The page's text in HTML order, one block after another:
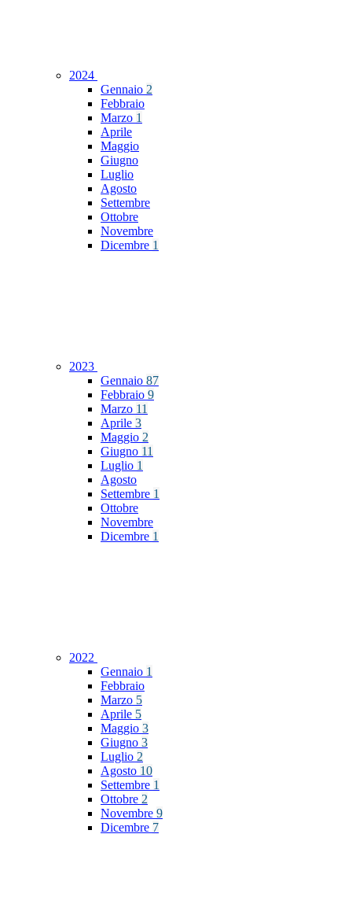
2024
Gennaio 2
Febbraio
Marzo 1
Aprile
Maggio
Giugno
Luglio
Agosto
Settembre
Ottobre
Novembre
Dicembre 1
2023
Gennaio 87
Febbraio 9
Marzo 11
Aprile 3
Maggio 2
Giugno 11
Luglio 1
Agosto
Settembre 1
Ottobre
Novembre
Dicembre 1
2022
Gennaio 1
Febbraio
Marzo 5
Aprile 5
Maggio 3
Giugno 3
Luglio 2
Agosto 10
Settembre 1
Ottobre 2
Novembre 9
Dicembre 7